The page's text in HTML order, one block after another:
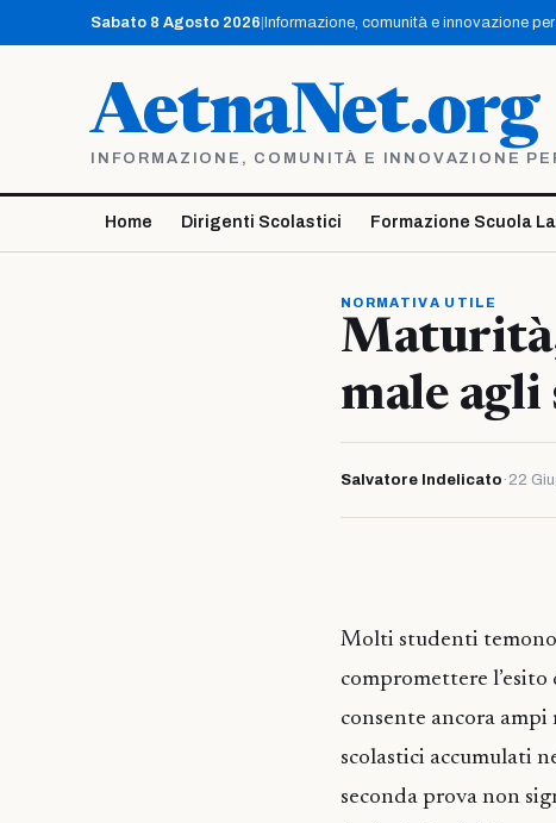
contenuto
Sabato 8 Agosto 2026 Informazione, comunità e innovazione
AetnaNet.org
INFORMAZIONE, COMUNITÀ E INNOVAZIONE
Home Dirigenti Scolastici Formazione Scuola
NORMATIVA UTILE
Maturità,
male
Salvatore Indelicato · 22
Molti studenti
compromettere
consente ancora
scolastici accumulati
seconda prova non